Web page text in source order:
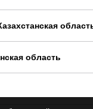
область